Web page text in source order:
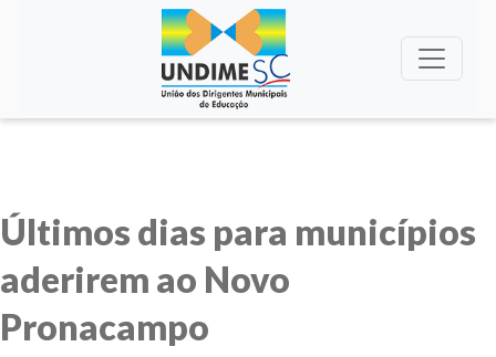
Últimos dias para municípios
aderirem ao Novo
Pronacampo